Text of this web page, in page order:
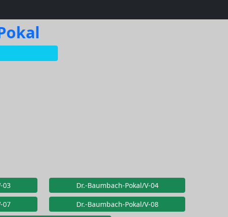
03 Dr.-Baumbach-Pokal/V-04
07 Dr.-Baumbach-Pokal/V-08